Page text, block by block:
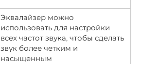
Эквалайзер можно
использовать для настройки
всех частот звука, чтобы сделать
звук более четким и
насыщенным